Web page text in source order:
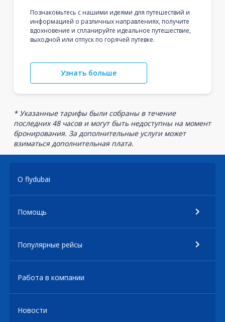
Познакомьтесь с нашими идеями для путешествий и
информацией о различных направлениях, получите
вдохновение и спланируйте идеальное путешествие,
выходной или отпуск по горячей путевке.
Узнать больше
* Указанные тарифы были собраны в течение
последних 48 часов и могут быть недоступны на момент
бронирования. За дополнительные услуги может
взиматься дополнительная плата.
О flydubai
Помощь
Популярные рейсы
Работа в компании
Новости